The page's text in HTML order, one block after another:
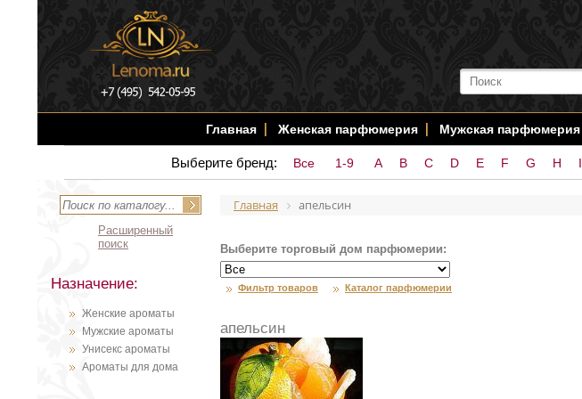
Главная Женская парфюмерия Мужская парфюмерия
Выберите бренд: Все 1-9 A B C D E F G H I
Расширенный
поиск
Назначение:
Женские ароматы
Мужские ароматы
Унисекс ароматы
Ароматы для дома
Главная апельсин
Выберите торговый дом парфюмерии:
Фильтр товаров Каталог парфюмерии
апельсин